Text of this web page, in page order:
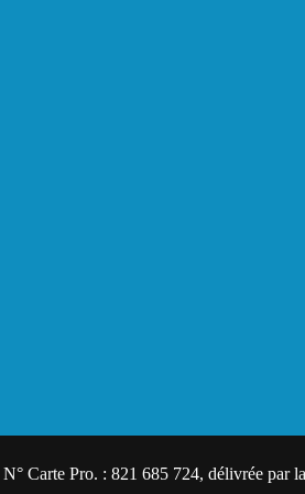
N° Carte Pro. : 821 685 724, délivrée par